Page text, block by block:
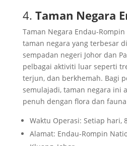
Rujukan
4. Taman Negara
Taman Negara Endau-
taman negara yang terbesar
sempadan negeri Johor dan
pelbagai aktiviti luar seperti
terjun, dan berkhemah. Bagi
semulajadi, taman negara ini
penuh dengan flora dan
Waktu Operasi: Setiap hari,
Alamat: Endau-Rompin